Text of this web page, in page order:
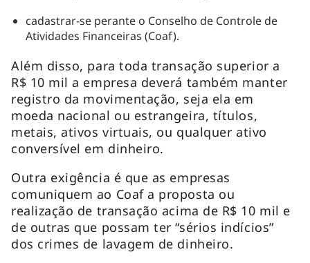
cadastrar-se perante o Conselho de Controle de
Atividades Financeiras (Coaf).
Além disso, para toda transação superior a
R$ 10 mil a empresa deverá também manter
registro da movimentação, seja ela em
moeda nacional ou estrangeira, títulos,
metais, ativos virtuais, ou qualquer ativo
conversível em dinheiro.
Outra exigência é que as empresas
comuniquem ao Coaf a proposta ou
realização de transação acima de R$ 10 mil e
de outras que possam ter “sérios indícios”
dos crimes de lavagem de dinheiro.